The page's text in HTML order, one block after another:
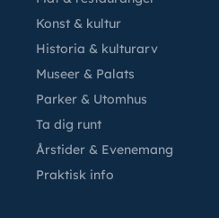
Konst & kultur
Historia & kulturarv
Museer & Palats
Parker & Utomhus
Ta dig runt
Årstider & Evenemang
Praktisk info